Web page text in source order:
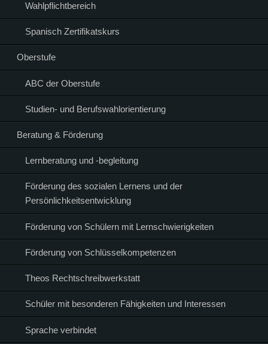
Wahlpflichtbereich
Spanisch Zertifikatskurs
Oberstufe
ABC der Oberstufe
Studien- und Berufswahlorientierung
Beratung & Förderung
Lernberatung und -begleitung
Förderung des sozialen Lernens und der
Persönlichkeitsentwicklung
Förderung von Schülern mit Lernschwierigkeiten
Förderung von Schlüsselkompetenzen
Theos Rechtschreibwerkstatt
Schüler mit besonderen Fähigkeiten und Interessen
Sprache verbindet